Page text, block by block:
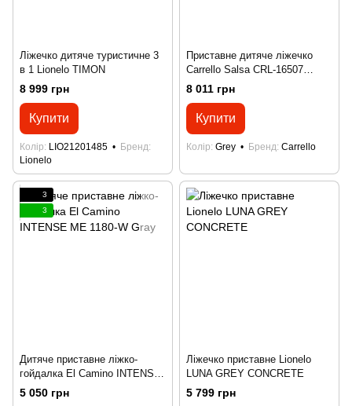
Ліжечко дитяче туристичне 3
в 1 Lionelo TIMON
8 999 грн
Купити
Колір LIO21201485
Бренд
Lionelo
Приставне дитяче ліжечко
Carrello Salsa CRL-16507
Velora Grey
8 011 грн
Купити
Колір Grey Бренд Carrello
3
3
Дитяче приставне ліжко-
гойдалка El Camino INTENSE
ME 1180-W Gray
5 050 грн
Ліжечко приставне Lionelo
LUNA GREY CONCRETE
5 799 грн